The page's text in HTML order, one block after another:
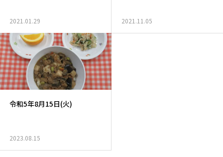
2021.01.29 2021.11.05
令和5年8月15日(火)
2023.08.15